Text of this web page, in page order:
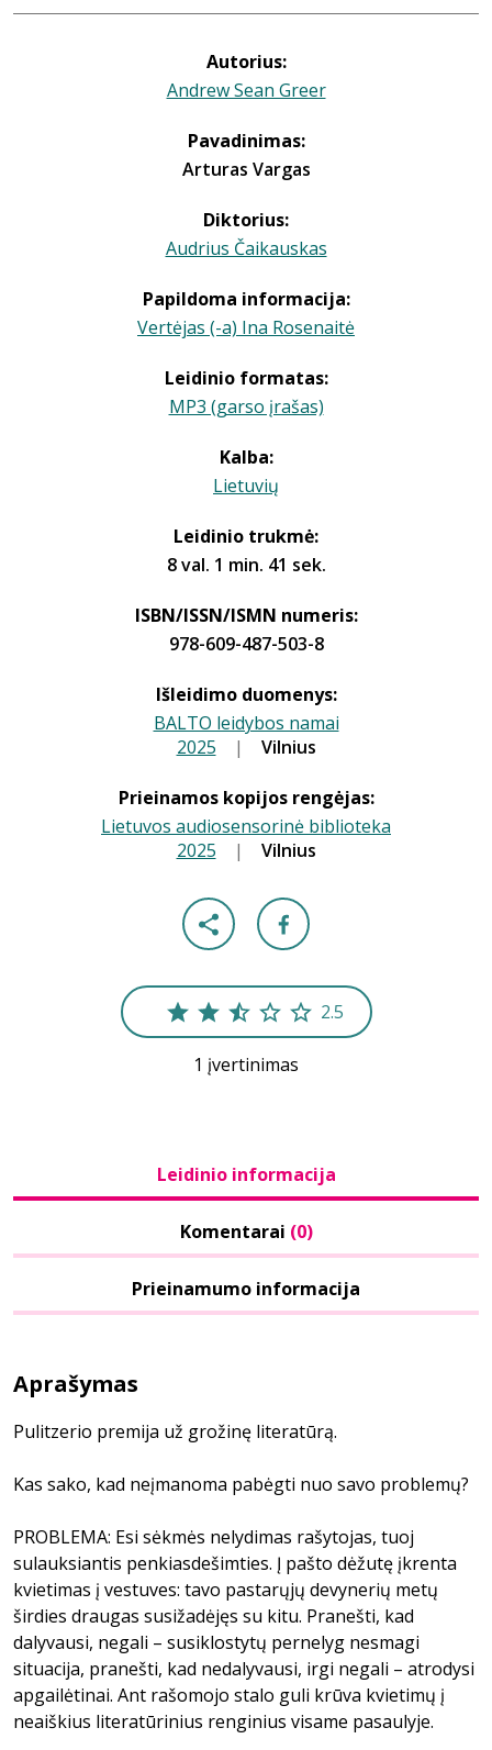
Autorius:
Andrew Sean Greer
Pavadinimas:
Arturas Vargas
Diktorius:
Audrius Čaikauskas
Papildoma informacija:
Vertėjas (-a) Ina Rosenaitė
Leidinio formatas:
MP3 (garso įrašas)
Kalba:
Lietuvių
Leidinio trukmė:
8 val. 1 min. 41 sek.
ISBN/ISSN/ISMN numeris:
978-609-487-503-8
Išleidimo duomenys:
BALTO leidybos namai
2025 | Vilnius
Prieinamos kopijos rengėjas:
Lietuvos audiosensorinė biblioteka
2025 | Vilnius
2.5
1 įvertinimas
Leidinio informacija
Komentarai (0)
Prieinamumo informacija
Aprašymas
Pulitzerio premija už grožinę literatūrą.
Kas sako, kad neįmanoma pabėgti nuo savo problemų?
PROBLEMA: Esi sėkmės nelydimas rašytojas, tuoj
sulauksiantis penkiasdešimties. Į pašto dėžutę įkrenta
kvietimas į vestuves: tavo pastarųjų devynerių metų
širdies draugas susižadėjęs su kitu. Pranešti, kad
dalyvausi, negali – susiklostytų pernelyg nesmagi
situacija, pranešti, kad nedalyvausi, irgi negali – atrodysi
apgailėtinai. Ant rašomojo stalo guli krūva kvietimų į
neaiškius literatūrinius renginius visame pasaulyje.